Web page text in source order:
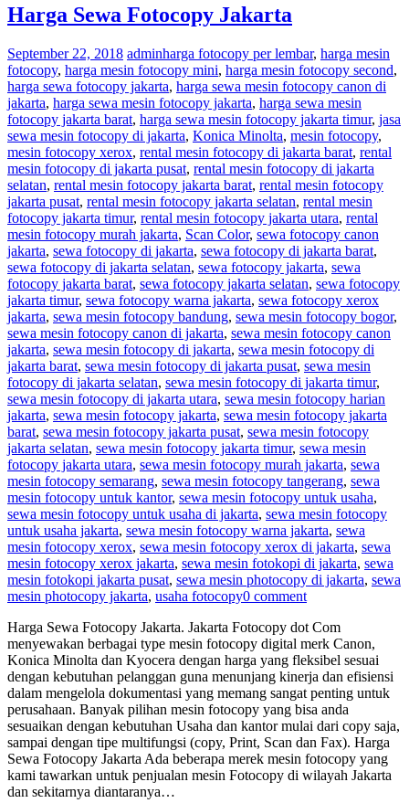
Harga Sewa Fotocopy Jakarta
September 22, 2018 adminharga fotocopy per lembar, harga mesin
fotocopy, harga mesin fotocopy mini, harga mesin fotocopy second,
harga sewa fotocopy jakarta, harga sewa mesin fotocopy canon di
jakarta, harga sewa mesin fotocopy jakarta, harga sewa mesin
fotocopy jakarta barat, harga sewa mesin fotocopy jakarta timur, jasa
sewa mesin fotocopy di jakarta, Konica Minolta, mesin fotocopy,
mesin fotocopy xerox, rental mesin fotocopy di jakarta barat, rental
mesin fotocopy di jakarta pusat, rental mesin fotocopy di jakarta
selatan, rental mesin fotocopy jakarta barat, rental mesin fotocopy
jakarta pusat, rental mesin fotocopy jakarta selatan, rental mesin
fotocopy jakarta timur, rental mesin fotocopy jakarta utara, rental
mesin fotocopy murah jakarta, Scan Color, sewa fotocopy canon
jakarta, sewa fotocopy di jakarta, sewa fotocopy di jakarta barat,
sewa fotocopy di jakarta selatan, sewa fotocopy jakarta, sewa
fotocopy jakarta barat, sewa fotocopy jakarta selatan, sewa fotocopy
jakarta timur, sewa fotocopy warna jakarta, sewa fotocopy xerox
jakarta, sewa mesin fotocopy bandung, sewa mesin fotocopy bogor,
sewa mesin fotocopy canon di jakarta, sewa mesin fotocopy canon
jakarta, sewa mesin fotocopy di jakarta, sewa mesin fotocopy di
jakarta barat, sewa mesin fotocopy di jakarta pusat, sewa mesin
fotocopy di jakarta selatan, sewa mesin fotocopy di jakarta timur,
sewa mesin fotocopy di jakarta utara, sewa mesin fotocopy harian
jakarta, sewa mesin fotocopy jakarta, sewa mesin fotocopy jakarta
barat, sewa mesin fotocopy jakarta pusat, sewa mesin fotocopy
jakarta selatan, sewa mesin fotocopy jakarta timur, sewa mesin
fotocopy jakarta utara, sewa mesin fotocopy murah jakarta, sewa
mesin fotocopy semarang, sewa mesin fotocopy tangerang, sewa
mesin fotocopy untuk kantor, sewa mesin fotocopy untuk usaha,
sewa mesin fotocopy untuk usaha di jakarta, sewa mesin fotocopy
untuk usaha jakarta, sewa mesin fotocopy warna jakarta, sewa
mesin fotocopy xerox, sewa mesin fotocopy xerox di jakarta, sewa
mesin fotocopy xerox jakarta, sewa mesin fotokopi di jakarta, sewa
mesin fotokopi jakarta pusat, sewa mesin photocopy di jakarta, sewa
mesin photocopy jakarta, usaha fotocopy0 comment
Harga Sewa Fotocopy Jakarta. Jakarta Fotocopy dot Com
menyewakan berbagai type mesin fotocopy digital merk Canon,
Konica Minolta dan Kyocera dengan harga yang fleksibel sesuai
dengan kebutuhan pelanggan guna menunjang kinerja dan efisiensi
dalam mengelola dokumentasi yang memang sangat penting untuk
perusahaan. Banyak pilihan mesin fotocopy yang bisa anda
sesuaikan dengan kebutuhan Usaha dan kantor mulai dari copy saja,
sampai dengan tipe multifungsi (copy, Print, Scan dan Fax). Harga
Sewa Fotocopy Jakarta Ada beberapa merek mesin fotocopy yang
kami tawarkan untuk penjualan mesin Fotocopy di wilayah Jakarta
dan sekitarnya diantaranya…